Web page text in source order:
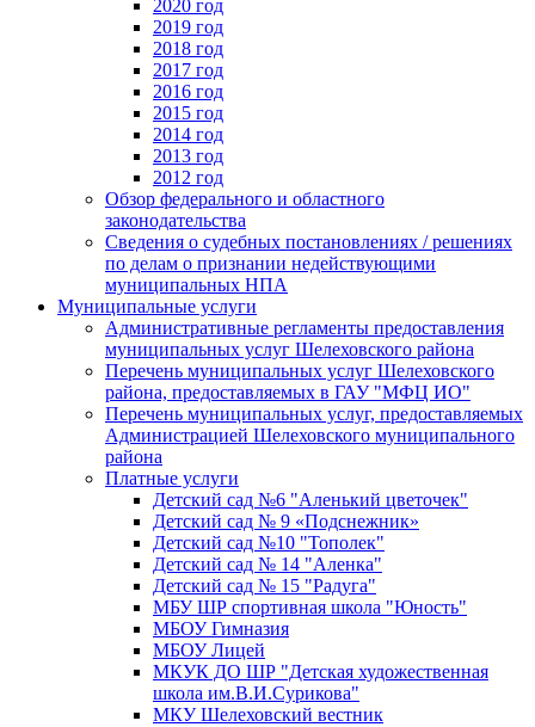
2020 год
2019 год
2018 год
2017 год
2016 год
2015 год
2014 год
2013 год
2012 год
Обзор федерального и областного
законодательства
Сведения о судебных постановлениях / решениях
по делам о признании недействующими
муниципальных НПА
Муниципальные услуги
Административные регламенты предоставления
муниципальных услуг Шелеховского района
Перечень муниципальных услуг Шелеховского
района, предоставляемых в ГАУ "МФЦ ИО"
Перечень муниципальных услуг, предоставляемых
Администрацией Шелеховского муниципального
района
Платные услуги
Детский сад №6 "Аленький цветочек"
Детский сад № 9 «Подснежник»
Детский сад №10 "Тополек"
Детский сад № 14 "Аленка"
Детский сад № 15 "Радуга"
МБУ ШР спортивная школа "Юность"
МБОУ Гимназия
МБОУ Лицей
МКУК ДО ШР "Детская художественная
школа им.В.И.Сурикова"
МКУ Шелеховский вестник